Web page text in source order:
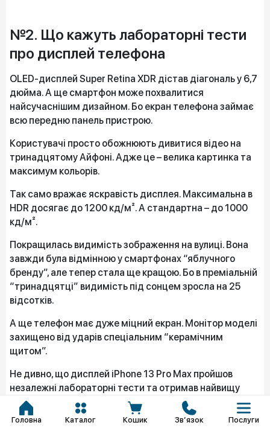
№2. Що кажуть лабораторні тести
про дисплей телефона
OLED-дисплей Super Retina XDR дістав діагональ у 6,7
дюйма. А ще смартфон може похвалитися
найсучаснішим дизайном. Бо екран телефона займає
всю передню панель пристрою.
Користувачі просто обожнюють дивитися відео на
тринадцятому Айфоні. Адже це – велика картинка та
максимум кольорів.
Так само вражає яскравість дисплея. Максимальна в
HDR досягає до 1200 кд/м². А стандартна – до 1000
кд/м².
Покращилась видимість зображення на вулиці. Вона
завжди була відмінною у смартфонах “яблучного
бренду”, але тепер стала ще кращою. Бо в преміальній
“тринадцятці” видимість під сонцем зросла на 25
відсотків.
А ще телефон має дуже міцний екран. Монітор моделі
захищено від ударів спеціальним “керамічним
щитом”.
Не дивно, що дисплей iPhone 13 Pro Max пройшов
незалежні лабораторні тести та отримав найвищу
оцінку “А+”. Після тестування монітор навіть назвали
“Кращим дисплеєм для смартфонів”.
Головна Каталог Кошик Звʼязок Послуги